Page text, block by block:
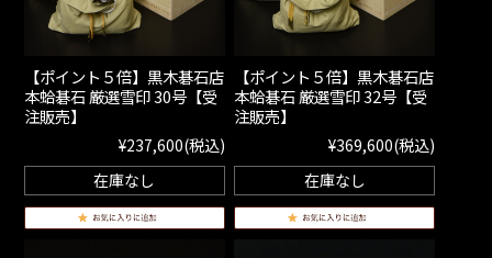
【ポイント５倍】黒木碁石店
本蛤碁石 厳選雪印 30号【受
注販売】
¥237,600(税込)
在庫なし
【ポイント５倍】黒木碁石店
本蛤碁石 厳選雪印 32号【受
注販売】
¥369,600(税込)
在庫なし